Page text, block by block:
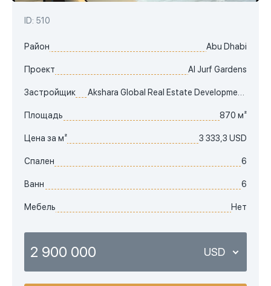
ID: 510
Район Abu Dhabi
Проект Al Jurf Gardens
Застройщик
Площадь 870 м²
Цена за м² 3 333,3 USD
Спален 6
Ванн 6
Мебель Нет
2 900 000 USD